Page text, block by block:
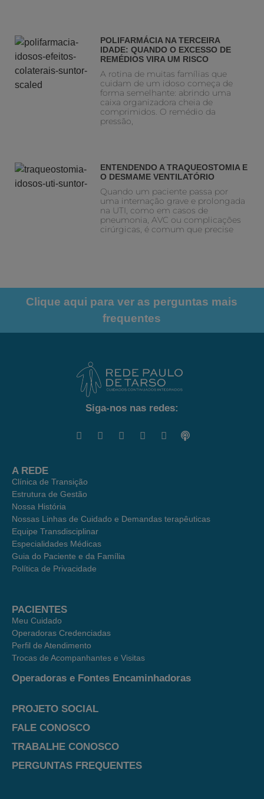
POLIFARMÁCIA NA TERCEIRA
IDADE: QUANDO O EXCESSO DE
REMÉDIOS VIRA UM RISCO
A rotina de muitas famílias que
cuidam de um idoso começa de
forma semelhante: abrindo uma
caixa organizadora cheia de
comprimidos. O remédio da
pressão,
ENTENDENDO A TRAQUEOSTOMIA E
O DESMAME VENTILATÓRIO
Quando um paciente passa por
uma internação grave e prolongada
na UTI, como em casos de
pneumonia, AVC ou complicações
cirúrgicas, é comum que precise
Clique aqui para ver as perguntas mais
frequentes
Siga-nos nas redes:
A REDE
Clínica de Transição
Estrutura de Gestão
Nossa História
Nossas Linhas de Cuidado e Demandas terapêuticas
Equipe Transdisciplinar
Especialidades Médicas
Guia do Paciente e da Família
Política de Privacidade
PACIENTES
Meu Cuidado
Operadoras Credenciadas
Perfil de Atendimento
Trocas de Acompanhantes e Visitas
Operadoras e Fontes Encaminhadoras
PROJETO SOCIAL
FALE CONOSCO
TRABALHE CONOSCO
PERGUNTAS FREQUENTES